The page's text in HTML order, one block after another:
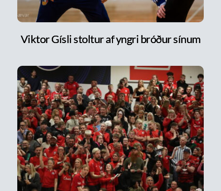
Viktor Gísli stoltur af yngri bróður sínum